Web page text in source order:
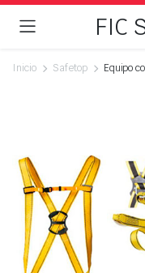
FIC
Inicio Safetop Equipo